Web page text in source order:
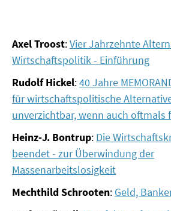
SOMMERSCHULE 2020
SOMMERSCHULE 2019
SOMMERSCHULE 2018
SOMMERSCHULE 2017
SOMMERSCHULE 2016
SOMMERSCHULE 2015
Axel Troost:Vier Jahrzehnte
Wirtschaftspolitik - Einführung
Rudolf Hickel:40 Jahre
für wirtschaftspolitische
unverzichtbar, wenn auch oftmals
Heinz-J. Bontrup: Die
beendet - zur Überwindung der
Massenarbeitslosigkeit
Mechthild Schrooten: Geld,